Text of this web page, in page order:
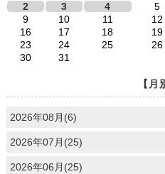
2
3 4 5
9
10 11 12
16
17 18 19
23
24 25 26
30
31
【月
2026年08月(6)
2026年07月(25)
2026年06月(25)